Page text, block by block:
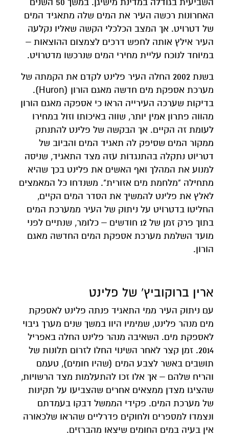
השביעית בגודלה במדינת מישיגן. במשך 50 השנים
האחרונות רכשה העיר את המים שלה מתאגיד המים
של דטרויט. אך המצב הכלכלי הקשה שאליו נקלעה
העיר אילץ אותה לחפש דרכים לצמצום ההוצאות –
במיוחד לנוכח עליית מחירי המים שנרכשו מדטרויט.
בשנת 2002 החלה העיר פלינט לקדם את הקמתה של
מערכת אספקת מים חדשה מאגם הורון (Huron).
בדיקות שערכה העירייה הראו כי אספקה מאגם הורון
מהווה פתרון אמין יותר, שווה באיכותו וזול במחירו
לעומת זה הקיים. אך הבקשה של פלינט להתנתק
ממקור המים שסיפק לה תאגיד המים והביוב של
דטריוט נתקלה בהתנגדות עזה מצד התאגיד, שניסה
למנוע את המהלך ואף האשים את פלינט בכך שהיא
מתחילה "מלחמת מים אזורית". משנדחו כל המאמצים
לאלץ את פלינט להמשיך את הסדר המים הקיים,
החליטו בדטרויט על ניתוק של העיר ממערכת המים
בתוך פרק זמן של 12 חודשים – כלומר, שנתיים לפני
מועד השלמת מערכת אספקת המים החדשה מאגם
הורון.
ארין ברוקוביץ' של פלינט
עם ניתוק העיר ממי התאגיד פנתה פלינט לאספקת
מים מנהר פלינט, שמימיו היוו במשך שנים מערך גיבוי
לאספקת מים. השאיבה מנהר פלינט החלה באפריל
2014. זמן קצר לאחר השינוי החלו לזרום תלונות של
תושבים באשר לצבע המים (שהיו חומים), טעמם
והריח שלהם – אך אלו זכו להתעלמות מצד הרשויות,
שהציגו מצדן ממצאים אחרים שהצביעו על תקינות
של מערכת המים. פקידי הממשל דבקו בעמדתם
ונצמדו למספרים ולחוקים פדרליים שהראו שלכאורה
אין בעיה במים החומים שיצאו מהברזים.